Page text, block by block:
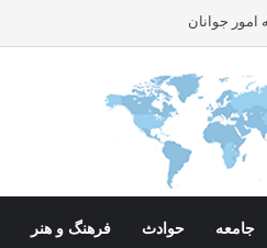
امور جوانان
جامعه حوادث فرهنگ و هنر